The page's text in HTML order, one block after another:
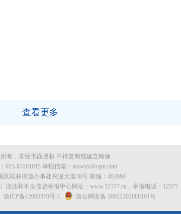
查看更多
有，未经书面授权 不得复制或建立镜像
023-87281015 举报信箱：tnxwzx@cqtn.com
区桂林街道办事处兴潼大道38号 邮编：402660
违法和不良信息举报中心网址：www.12377.cn，举报电话：12377
ICP备12005370号-1
渝公网安备 50022302000101号